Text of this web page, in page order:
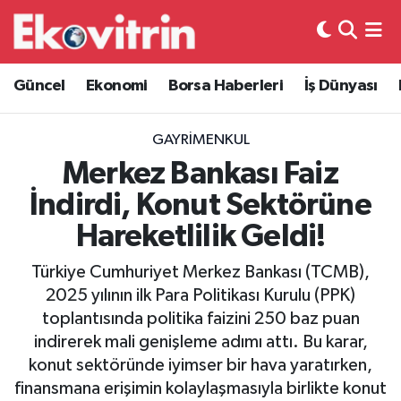
Güncel Ekonomi Borsa Haberleri İş Dünyası
GAYRIMENKUL
Merkez Bankası Faiz
İndirdi, Konut Sektörüne
Hareketlilik Geldi!
Türkiye Cumhuriyet Merkez Bankası (TCMB),
2025 yılının ilk Para Politikası Kurulu (PPK)
toplantısında politika faizini 250 baz puan
indirerek mali genişleme adımı attı. Bu karar,
konut sektöründe iyimser bir hava yaratırken,
finansmana erişimin kolaylaşmasıyla birlikte konut
Güncel
Ekonomi
Borsa Haberleri
İş Dünyası
Lojistik
Otovitrin
Asayiş
Magazin
Hava Durumu
Trafik Durumu
Süper Lig Puan Durumu ve Fikstür
Tüm Manşetler
Son Dakika Haberleri
Haber Arşivi